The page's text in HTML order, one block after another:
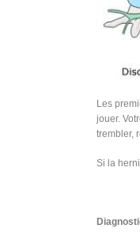
Les
jouer.
trembler,
Si la